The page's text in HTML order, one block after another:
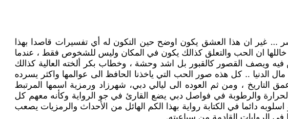
... غير ان هذا العشق يكون اوضح حين التكون له أي تفسيرات قاصدا بهذا
خاللها ان الحب والتعلق كذالك يكون في المكان وليس للشخوص فقط ، عندما
ويصف القصور كالقبور بل اشد وحشة ، وخطاب بكر ألخته العالية كذالك
الدنيا .. كل هذه صور الحب التي ياخذنا الحافظ الى عوالمها واكثر يسرده
التاريخ ، ومن ثم العوده الى ليالي دبي، شهرزاد ورمزية اسمها المرتبط
والرطوبة في فواصل دبي يضع القارئ في جو الرواية وكأنه معهم كل
دائما في الكتابة رواية بهذا الكم الهائل من الأحداث والرمزيات يصعب